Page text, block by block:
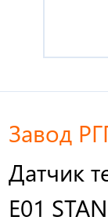
Завод
Датчик
E01